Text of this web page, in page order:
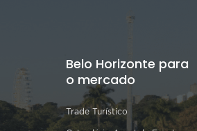
Belo Horizonte para
o mercado
Trade Turístico